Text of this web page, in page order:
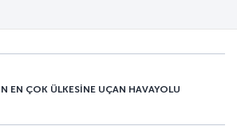
EN ÇOK ÜLKESİNE UÇAN HAVAYOLU